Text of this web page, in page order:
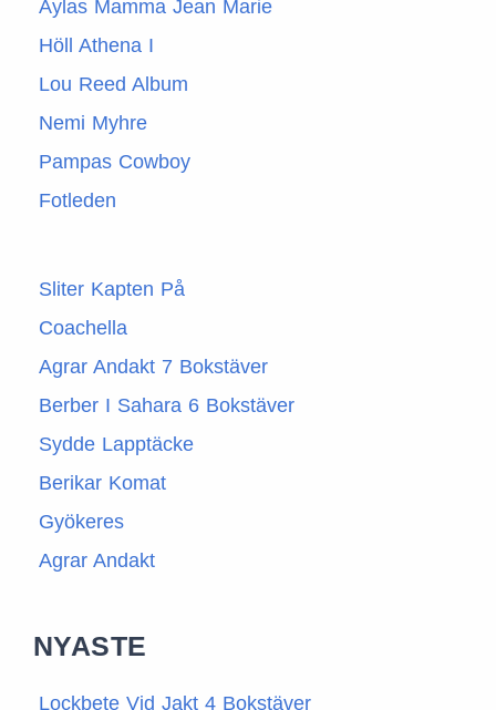
Aylas Mamma Jean Marie
Höll Athena I
Lou Reed Album
Nemi Myhre
Pampas Cowboy
Fotleden
Sliter Kapten På
Coachella
Agrar Andakt 7 Bokstäver
Berber I Sahara 6 Bokstäver
Sydde Lapptäcke
Berikar Komat
Gyökeres
Agrar Andakt
NYASTE
Lockbete Vid Jakt 4 Bokstäver